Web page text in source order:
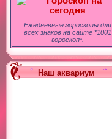
сегодня
Ежедневные гороскопы для
всех знаков на сайте *1001
гороскоп*.
Наш аквариум